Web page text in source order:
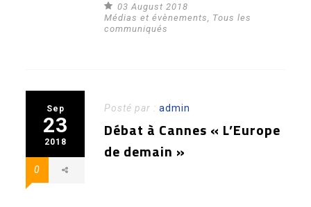
03 August 2018
Médias et évènements, Tous les
communiqués
Sep
23
2018
0
Posté par :admin
Débat à Cannes « L’Europe
de demain »